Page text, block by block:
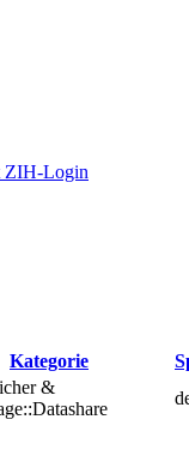
ZIH-Login
Kategorie
&